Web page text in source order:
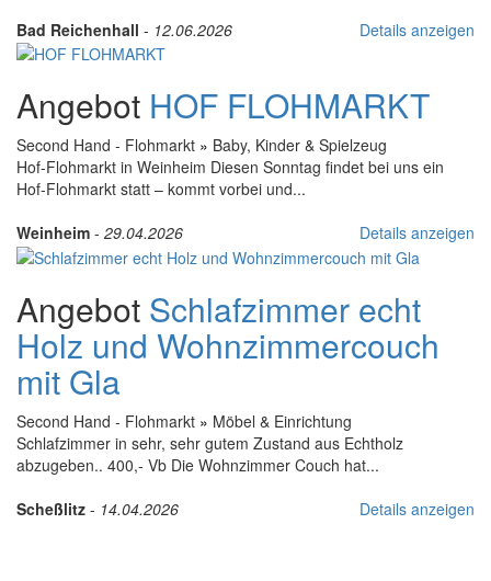
Bad Reichenhall - 12.06.2026 Details anzeigen
Angebot HOF FLOHMARKT
Second Hand - Flohmarkt » Baby, Kinder & Spielzeug
Hof-Flohmarkt in Weinheim Diesen Sonntag findet bei uns ein
Hof-Flohmarkt statt – kommt vorbei und...
Weinheim - 29.04.2026 Details anzeigen
Angebot Schlafzimmer echt
Holz und Wohnzimmercouch
mit Gla
Second Hand - Flohmarkt » Möbel & Einrichtung
Schlafzimmer in sehr, sehr gutem Zustand aus Echtholz
abzugeben.. 400,- Vb Die Wohnzimmer Couch hat...
Scheßlitz - 14.04.2026 Details anzeigen